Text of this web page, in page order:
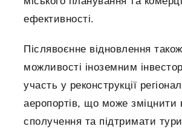
ефективності.
Післявоєнне відновлення
можливості іноземним
участь у реконструкції
аеропортів, що може зміцнити
сполучення та підтримати